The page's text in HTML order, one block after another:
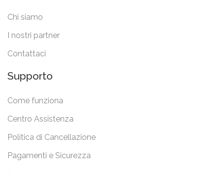
Chi siamo
I nostri partner
Contattaci
Supporto
Come funziona
Centro Assistenza
Politica di Cancellazione
Pagamenti e Sicurezza